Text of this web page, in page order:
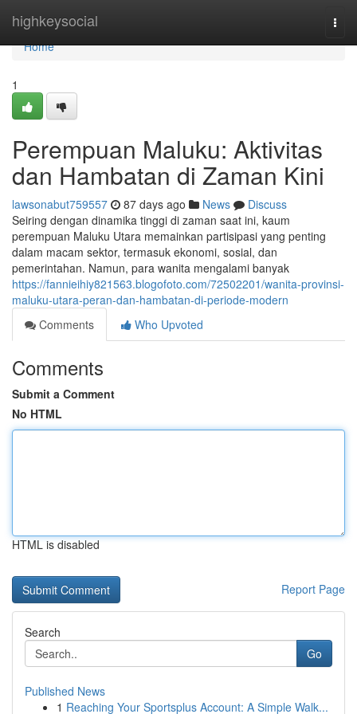
highkeysocial
Home
Home
1
Perempuan Maluku: Aktivitas
dan Hambatan di Zaman Kini
lawsonabut759557 87 days ago News
Discuss
Seiring dengan dinamika tinggi di zaman saat ini, kaum
perempuan Maluku Utara memainkan partisipasi yang penting
dalam macam sektor, termasuk ekonomi, sosial, dan
pemerintahan. Namun, para wanita mengalami banyak
https://fannieihiy821563.blogofoto.com/72502201/wanita-provinsi-
maluku-utara-peran-dan-hambatan-di-periode-modern
Comments
Who Upvoted
Comments
Submit a Comment
No HTML
HTML is disabled
Report Page
Search
Go
Published News
1 Reaching Your Sportsplus Account: A Simple Walk...